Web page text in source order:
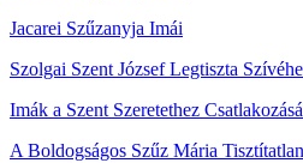
Jacarei Szűzanyja Imái
Szolgai Szent József Legtiszta
Imák a Szent Szeretethez
A Boldogságos Szűz Mária